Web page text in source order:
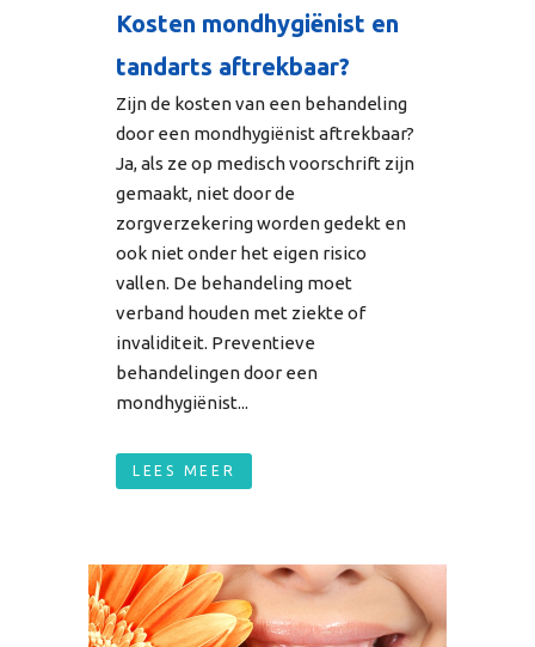
Kosten mondhygiënist en
tandarts aftrekbaar?
Zijn de kosten van een behandeling
door een mondhygiënist aftrekbaar?
Ja, als ze op medisch voorschrift zijn
gemaakt, niet door de
zorgverzekering worden gedekt en
ook niet onder het eigen risico
vallen. De behandeling moet
verband houden met ziekte of
invaliditeit. Preventieve
behandelingen door een
mondhygiënist...
LEES MEER